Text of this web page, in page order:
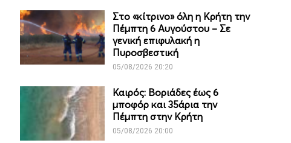
Στο «κίτρινο» όλη η Κρήτη την
Πέμπτη 6 Αυγούστου – Σε
γενική επιφυλακή η
Πυροσβεστική
05/08/2026 20:20
Καιρός: Βοριάδες έως 6
μποφόρ και 35άρια την
Πέμπτη στην Κρήτη
05/08/2026 20:00